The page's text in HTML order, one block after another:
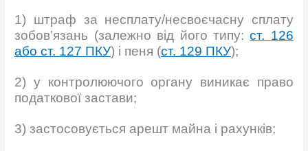
1) штраф за несплату/несвоєчасну сплату
зобов’язань (залежно від його типу:ст. 126
абост. 127 ПКУ) і пеня (ст. 129 ПКУ);
2) у контролюючого органу виникає право
податкової застави;
3) застосовується арешт майна і рахунків;